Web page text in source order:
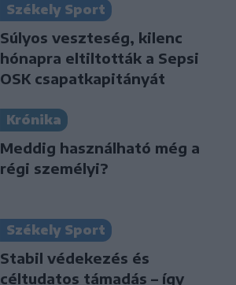
Székely Sport
Súlyos veszteség, kilenc
hónapra eltiltották a Sepsi
OSK csapatkapitányát
Krónika
Meddig használható még a
régi személyi?
Székely Sport
Stabil védekezés és
céltudatos támadás – így